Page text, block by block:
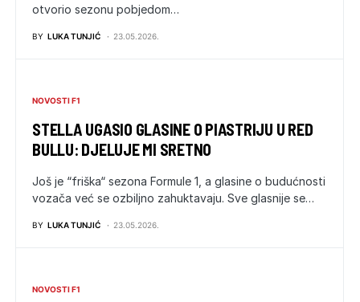
otvorio sezonu pobjedom…
BY LUKA TUNJIĆ 23.05.2026.
NOVOSTI F1
STELLA UGASIO GLASINE O PIASTRIJU U RED
BULLU: DJELUJE MI SRETNO
Još je “friška“ sezona Formule 1, a glasine o budućnosti
vozača već se ozbiljno zahuktavaju. Sve glasnije se…
BY LUKA TUNJIĆ 23.05.2026.
NOVOSTI F1